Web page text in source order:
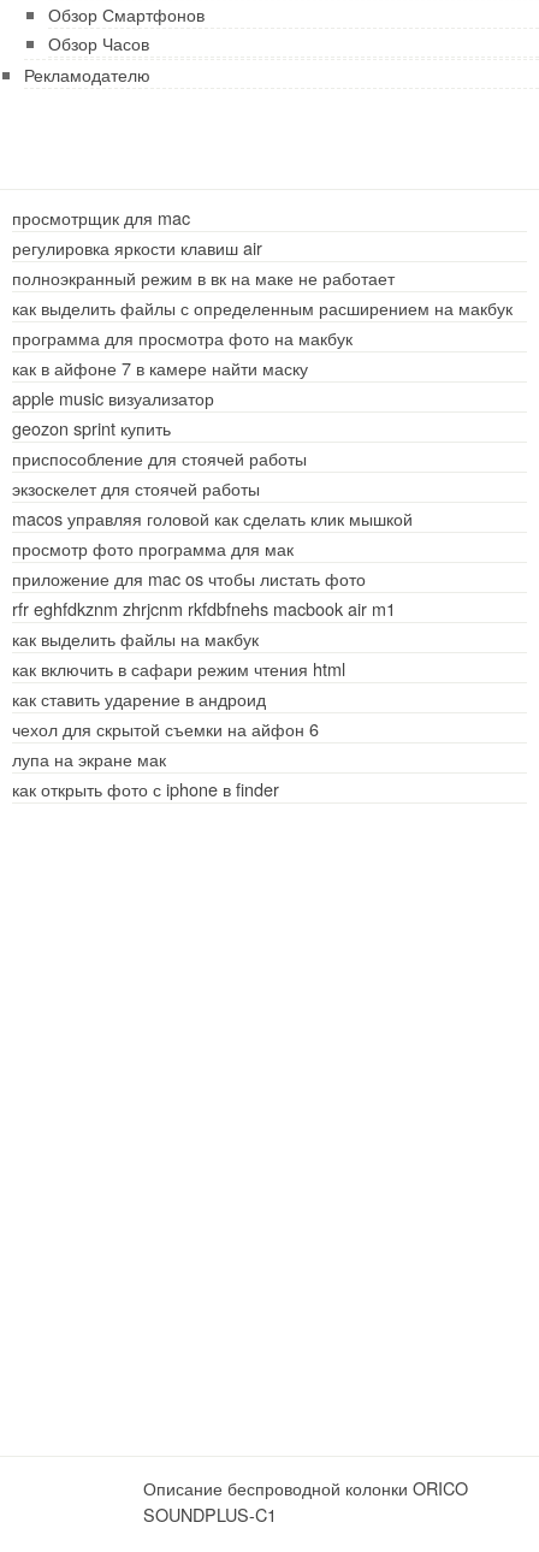
Обзор Смартфонов
Обзор Часов
Рекламодателю
просмотрщик для mac
регулировка яркости клавиш air
полноэкранный режим в вк на маке не работает
как выделить файлы с определенным расширением на макбук
программа для просмотра фото на макбук
как в айфоне 7 в камере найти маску
apple music визуализатор
geozon sprint купить
приспособление для стоячей работы
экзоскелет для стоячей работы
macos управляя головой как сделать клик мышкой
просмотр фото программа для мак
приложение для mac os чтобы листать фото
rfr eghfdkznm zhrjcnm rkfdbfnehs macbook air m1
как выделить файлы на макбук
как включить в сафари режим чтения html
как ставить ударение в андроид
чехол для скрытой съемки на айфон 6
лупа на экране мак
как открыть фото с iphone в finder
Описание беспроводной колонки ORICO
SOUNDPLUS-C1